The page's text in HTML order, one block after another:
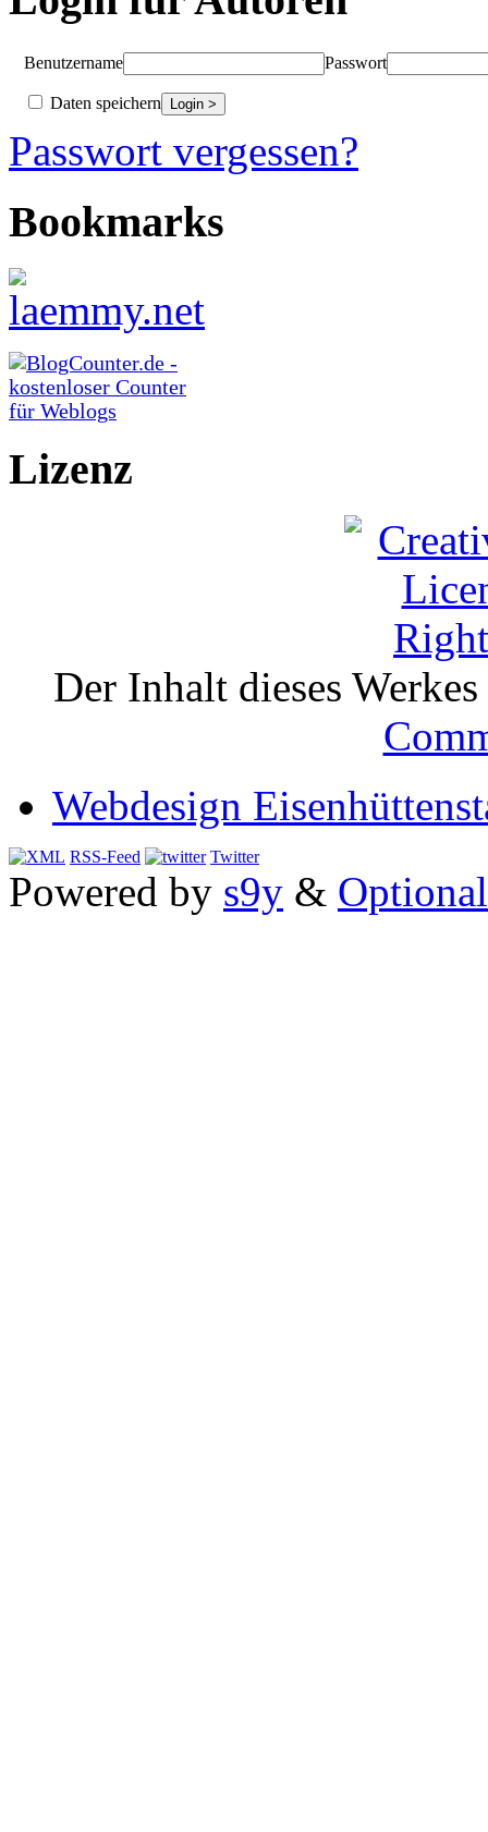
Benutzername Passwort
Daten speichern
Passwort vergessen?
Bookmarks
Lizenz
Der Inhalt dieses
Webdesign
RSS-Feed Twitter
Powered by s9y &